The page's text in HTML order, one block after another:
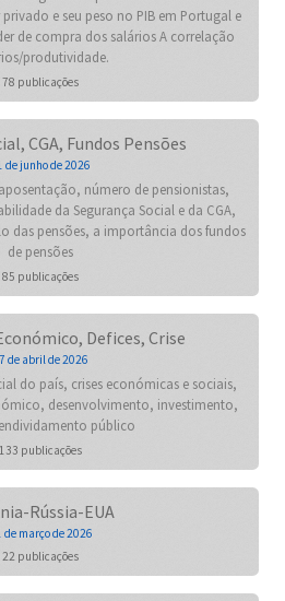
e seu peso no PIB em Portugal e
de compra dos salários A correlação
produtividade.
78 publicações
CGA, Fundos Pensões
de junho de 2026
número de pensionistas,
da Segurança Social e da CGA,
das pensões, a importância dos fundos
de pensões
85 publicações
Defices, Crise
de abril de 2026
do país, crises económicas e sociais,
desenvolvimento, investimento,
público
133 publicações
Rússia-EUA
de março de 2026
22 publicações